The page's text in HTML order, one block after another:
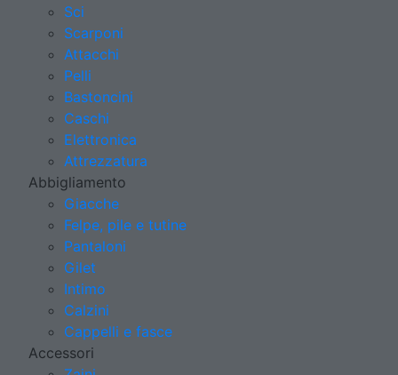
Sci
Scarponi
Attacchi
Pelli
Bastoncini
Caschi
Elettronica
Attrezzatura
Abbigliamento
Giacche
Felpe, pile e tutine
Pantaloni
Gilet
Intimo
Calzini
Cappelli e fasce
Accessori